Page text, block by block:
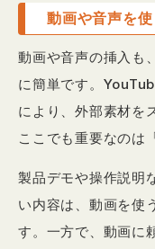
動画や音声を
動画や音声の挿入も
に簡単です。
により、外部素材を
ここでも重要なのは
製品デモや操作説明
い内容は、動画を使
す。一方で、動画に